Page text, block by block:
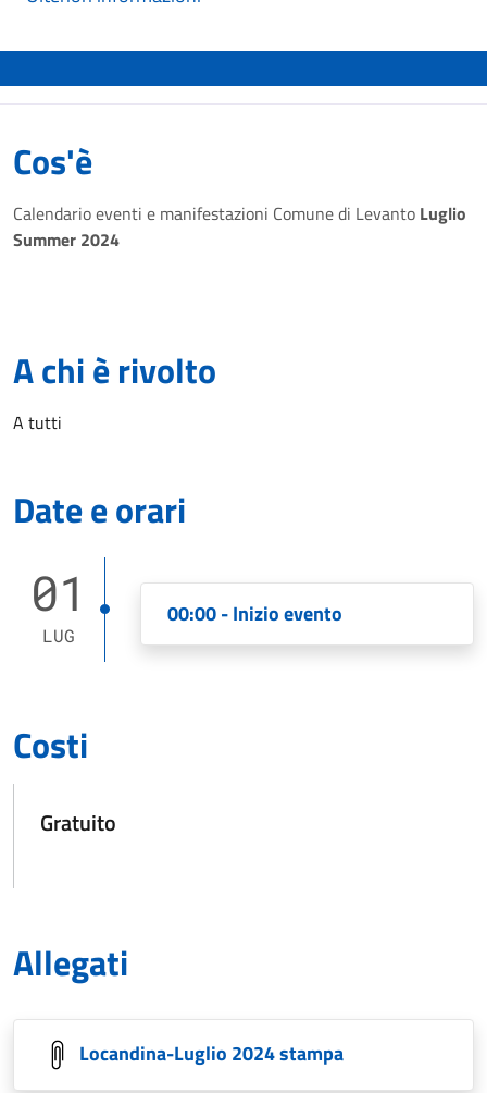
Cos'è
Calendario eventi e manifestazioni Comune di Levanto Luglio
Summer 2024
A chi è rivolto
A tutti
Date e orari
01
LUG
00:00 - Inizio evento
Costi
Gratuito
Allegati
Locandina-Luglio 2024 stampa